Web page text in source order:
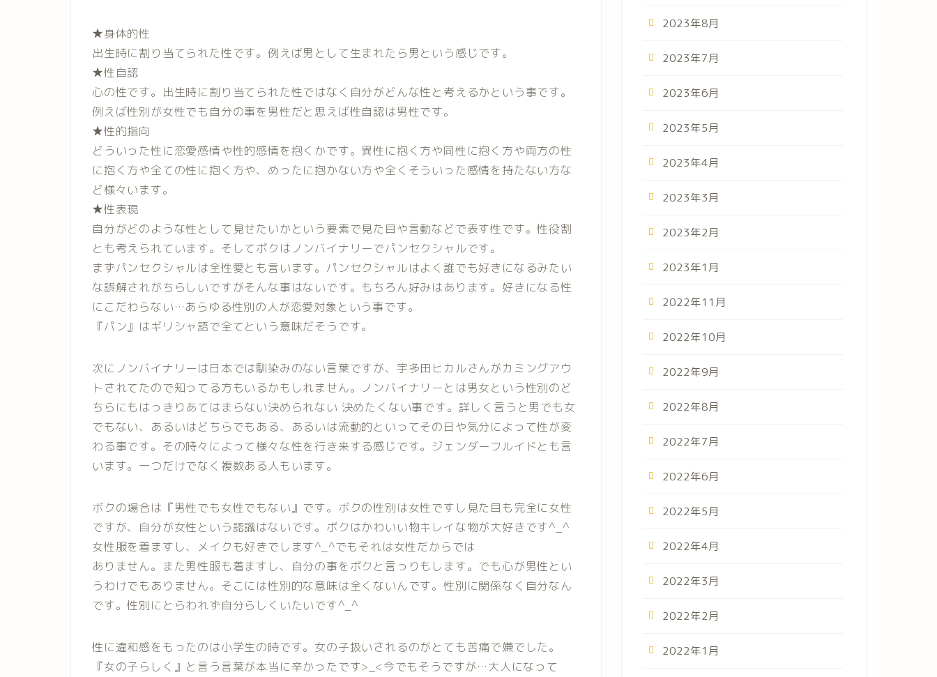
★身体的性
出生時に割り当てられた性です。例えば男として生まれたら男という感じです。
★性自認
心の性です。出生時に割り当てられた性ではなく自分がどんな性と考えるかという事です。
例えば性別が女性でも自分の事を男性だと思えば性自認は男性です。
★性的指向
どういった性に恋愛感情や性的感情を抱くかです。異性に抱く方や同性に抱く方や両方の性
に抱く方や全ての性に抱く方や、めったに抱かない方や全くそういった感情を持たない方な
ど様々います。
★性表現
自分がどのような性として見せたいかという要素で見た目や言動などで表す性です。性役割
とも考えられています。そしてボクはノンバイナリーでパンセクシャルです。
まずパンセクシャルは全性愛とも言います。パンセクシャルはよく誰でも好きになるみたい
な誤解されがちらしいですがそんな事はないです。もちろん好みはあります。好きになる性
にこだわらない…あらゆる性別の人が恋愛対象という事です。
『パン』はギリシャ語で全てという意味だそうです。
次にノンバイナリーは日本では馴染みのない言葉ですが、宇多田ヒカルさんがカミングアウ
トされてたので知ってる方もいるかもしれません。ノンバイナリーとは男女という性別のど
ちらにもはっきりあてはまらない決められない 決めたくない事です。詳しく言うと男でも女
でもない、あるいはどちらでもある、あるいは流動的といってその日や気分によって性が変
わる事です。その時々によって様々な性を行き来する感じです。ジェンダーフルイドとも言
います。一つだけでなく複数ある人もいます。
ボクの場合は『男性でも女性でもない』です。ボクの性別は女性ですし見た目も完全に女性
ですが、自分が女性という認識はないです。ボクはかわいい物キレイな物が大好きです^_^
女性服を着ますし、メイクも好きでします^_^でもそれは女性だからでは
ありません。また男性服も着ますし、自分の事をボクと言っりもします。でも心が男性とい
うわけでもありません。そこには性別的な意味は全くないんです。性別に関係なく自分なん
です。性別にとらわれず自分らしくいたいです^_^
性に違和感をもったのは小学生の時です。女の子扱いされるのがとても苦痛で嫌でした。
『女の子らしく』と言う言葉が本当に辛かったです>_<今でもそうですが…大人になって
2023年8月
2023年7月
2023年6月
2023年5月
2023年4月
2023年3月
2023年2月
2023年1月
2022年11月
2022年10月
2022年9月
2022年8月
2022年7月
2022年6月
2022年5月
2022年4月
2022年3月
2022年2月
2022年1月